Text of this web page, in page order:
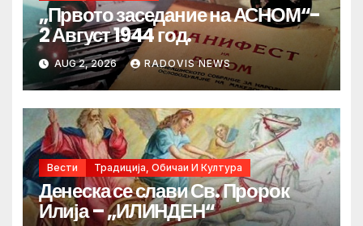
„Првото заседание на АСНОМ“-
2 Август 1944 год.
AUG 2, 2026 RADOVIS NEWS
Вести Традиција, Обичаи И Култура
Денеска се слави Св. Пророк
Илија – „ИЛИНДЕН“